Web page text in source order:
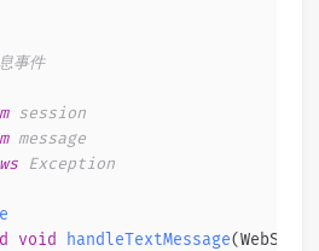
事件
session
message
Exception
void handleTextMessage